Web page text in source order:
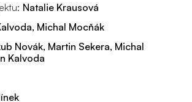
Natalie Krausová
Michal Mocňák
Novák, Martin Sekera, Michal
Kalvoda